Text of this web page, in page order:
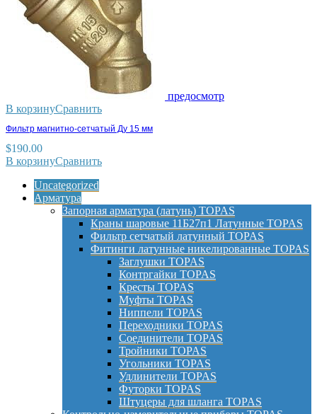
предосмотр
В корзинуСравнить
Фильтр магнитно-сетчатый Ду 15 мм
$190.00
В корзинуСравнить
Uncategorized
Арматура
Запорная арматура (латунь) TOPAS
Краны шаровые 11Б27п1 Латунные TOPAS
Фильтр сетчатый латунный TOPAS
Фитинги латунные никелированные TOPAS
Заглушки TOPAS
Контргайки TOPAS
Кресты TOPAS
Муфты TOPAS
Ниппели TOPAS
Переходники TOPAS
Соединители TOPAS
Тройники TOPAS
Угольники TOPAS
Удлинители TOPAS
Футорки TOPAS
Штуцеры для шланга TOPAS